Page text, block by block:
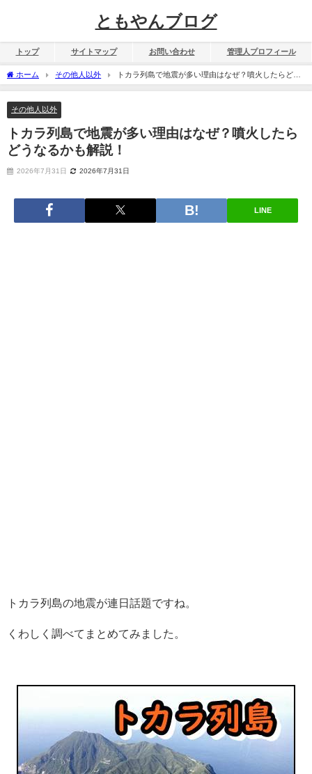
ともやんブログ
トップ サイトマップ お問い合わせ 管理人プロフィール
ホーム その他人以外
トカラ列島で地震が多い理由はなぜ？噴火したらどう
なるかも解説！
その他人以外
トカラ列島で地震が多い理由はなぜ？噴火したら
どうなるかも解説！
2026年7月31日 2026年7月31日
LINE
トカラ列島の地震が連日話題ですね。
くわしく調べてまとめてみました。